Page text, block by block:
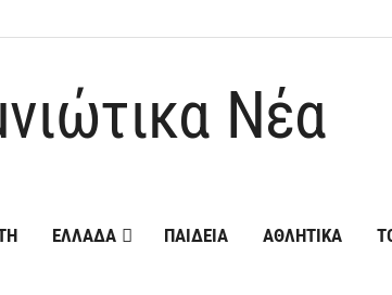
ΕΛΛΑΔΑ ΠΑΙΔΕΙΑ ΑΘΛΗΤΙΚΑ